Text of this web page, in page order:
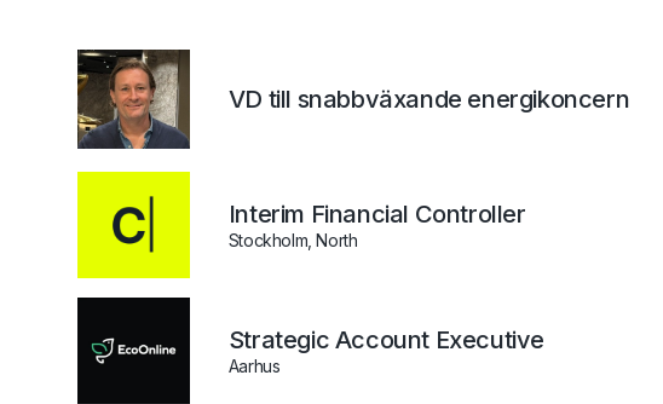
VD till snabbväxande energikoncern
Interim Financial Controller
Stockholm, North
Strategic Account Executive
Aarhus